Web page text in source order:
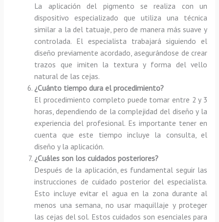
La aplicación del pigmento se realiza con un
dispositivo especializado que utiliza una técnica
similar a la del tatuaje, pero de manera más suave y
controlada. El especialista trabajará siguiendo el
diseño previamente acordado, asegurándose de crear
trazos que imiten la textura y forma del vello
natural de las cejas.
¿Cuánto tiempo dura el procedimiento?
El procedimiento completo puede tomar entre 2 y 3
horas, dependiendo de la complejidad del diseño y la
experiencia del profesional. Es importante tener en
cuenta que este tiempo incluye la consulta, el
diseño y la aplicación.
¿Cuáles son los cuidados posteriores?
Después de la aplicación, es fundamental seguir las
instrucciones de cuidado posterior del especialista.
Esto incluye evitar el agua en la zona durante al
menos una semana, no usar maquillaje y proteger
las cejas del sol. Estos cuidados son esenciales para